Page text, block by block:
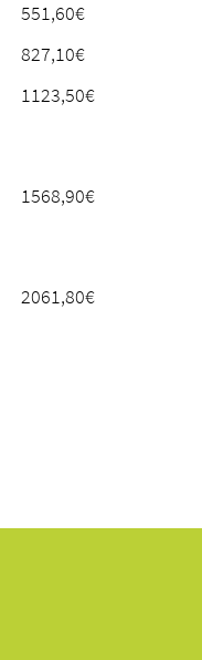
551,60€
827,10€
1123,50€
1568,90€
2061,80€